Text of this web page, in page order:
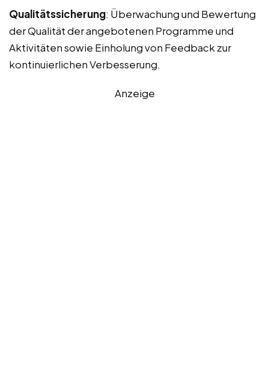
Qualitätssicherung: Überwachung und Bewertung
der Qualität der angebotenen Programme und
Aktivitäten sowie Einholung von Feedback zur
kontinuierlichen Verbesserung.
Anzeige